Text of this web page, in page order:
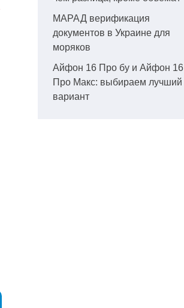
МАРАД верификация
документов в Украине для
моряков
Айфон 16 Про бу и Айфон 16
Про Макс: выбираем лучший
вариант